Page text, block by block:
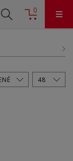
0